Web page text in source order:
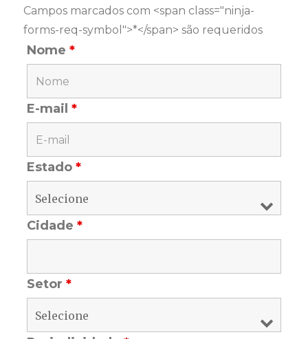
Campos marcados com <span class="ninja-
forms-req-symbol">*</span> são requeridos
Nome*
E-mail*
Estado*
Cidade*
Setor*